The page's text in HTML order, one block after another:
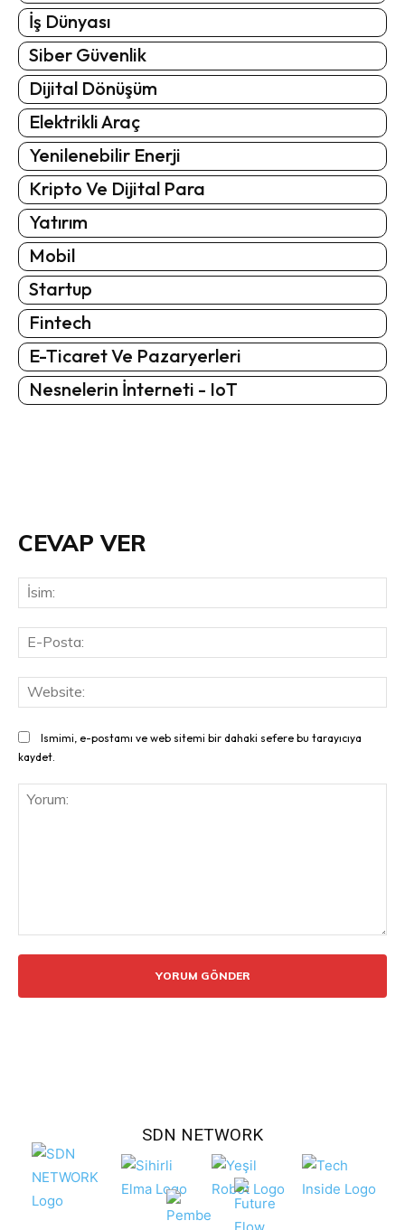
İş Dünyası
Siber Güvenlik
Dijital Dönüşüm
Elektrikli Araç
Yenilenebilir Enerji
Kripto Ve Dijital Para
Yatırım
Mobil
Startup
Fintech
E-Ticaret Ve Pazaryerleri
Nesnelerin İnterneti - IoT
CEVAP VER
Ismimi, e-postamı ve web sitemi bir dahaki sefere bu tarayıcıya
kaydet.
SDN NETWORK